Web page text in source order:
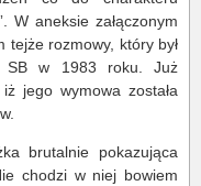
W aneksie załączonym
rozmowy, który był
SB w 1983 roku. Już
jego wymowa została
brutalnie pokazująca
chodzi w niej bowiem